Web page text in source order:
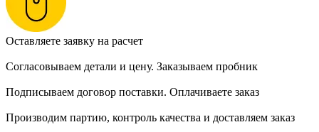
Оставляете заявку на расчет
Согласовываем детали и цену. Заказываем пробник
Подписываем договор поставки. Оплачиваете заказ
Производим партию, контроль качества и доставляем заказ